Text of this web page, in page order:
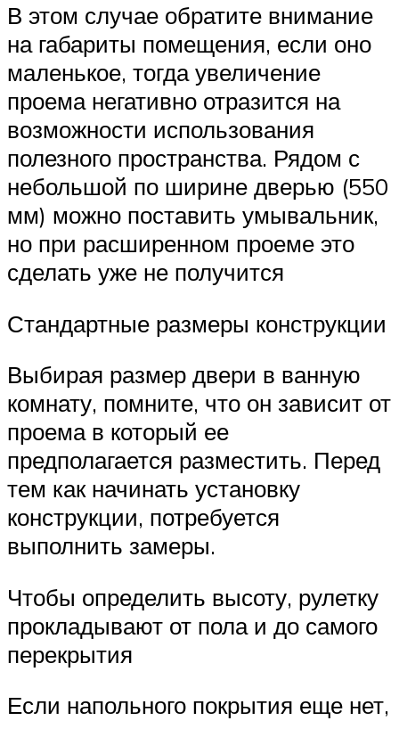
В этом случае обратите внимание
на габариты помещения, если оно
маленькое, тогда увеличение
проема негативно отразится на
возможности использования
полезного пространства. Рядом с
небольшой по ширине дверью (550
мм) можно поставить умывальник,
но при расширенном проеме это
сделать уже не получится
Стандартные размеры конструкции
Выбирая размер двери в ванную
комнату, помните, что он зависит от
проема в который ее
предполагается разместить. Перед
тем как начинать установку
конструкции, потребуется
выполнить замеры.
Чтобы определить высоту, рулетку
прокладывают от пола и до самого
перекрытия
Если напольного покрытия еще нет,